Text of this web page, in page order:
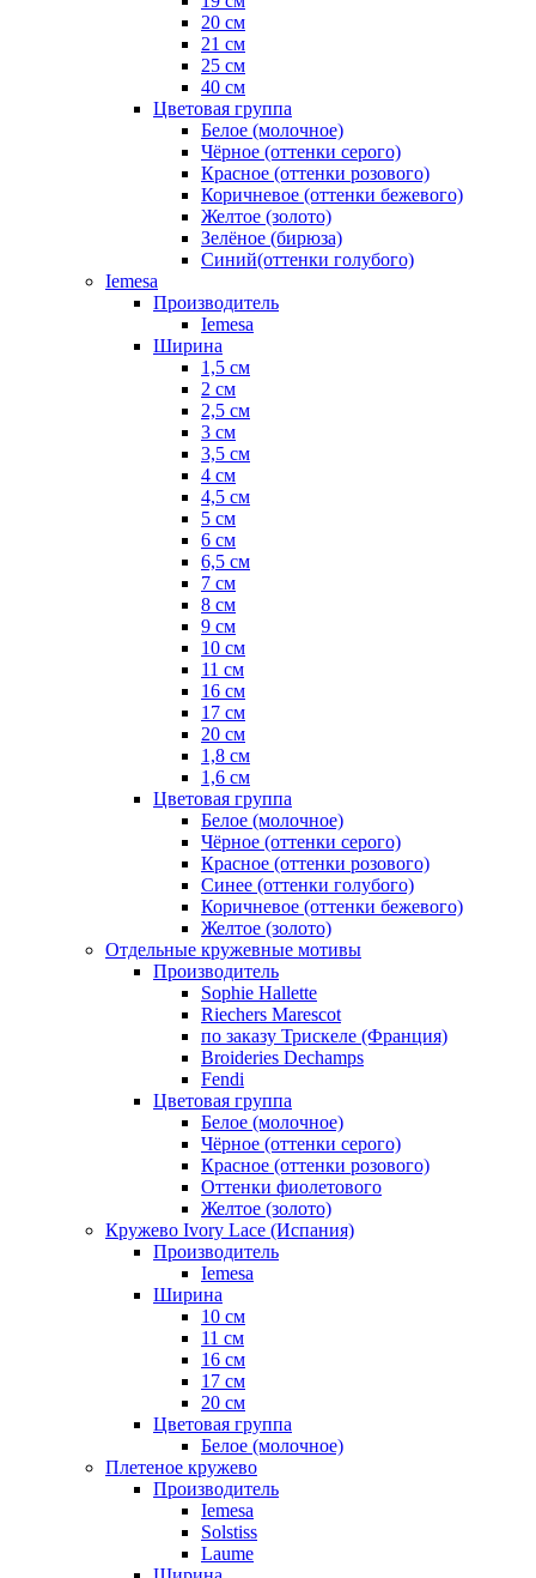
20 см
21 см
25 см
40 см
Цветовая группа
Белое (молочное)
Чёрное (оттенки серого)
Красное (оттенки розового)
Коричневое (оттенки бежевого)
Желтое (золото)
Зелёное (бирюза)
Синий(оттенки голубого)
Iemesa
Производитель
Iemesa
Ширина
1,5 см
2 см
2,5 см
3 см
3,5 см
4 см
4,5 см
5 см
6 см
6,5 см
7 см
8 см
9 см
10 см
11 см
16 см
17 см
20 см
1,8 см
1,6 см
Цветовая группа
Белое (молочное)
Чёрное (оттенки серого)
Красное (оттенки розового)
Синее (оттенки голубого)
Коричневое (оттенки бежевого)
Желтое (золото)
Отдельные кружевные мотивы
Производитель
Sophie Hallette
Riechers Marescot
по заказу Трискеле (Франция)
Broideries Dechamps
Fendi
Цветовая группа
Белое (молочное)
Чёрное (оттенки серого)
Красное (оттенки розового)
Оттенки фиолетового
Желтое (золото)
Кружево Ivory Lace (Испания)
Производитель
Iemesa
Ширина
10 см
11 см
16 см
17 см
20 см
Цветовая группа
Белое (молочное)
Плетеное кружево
Производитель
Iemesa
Solstiss
Laume